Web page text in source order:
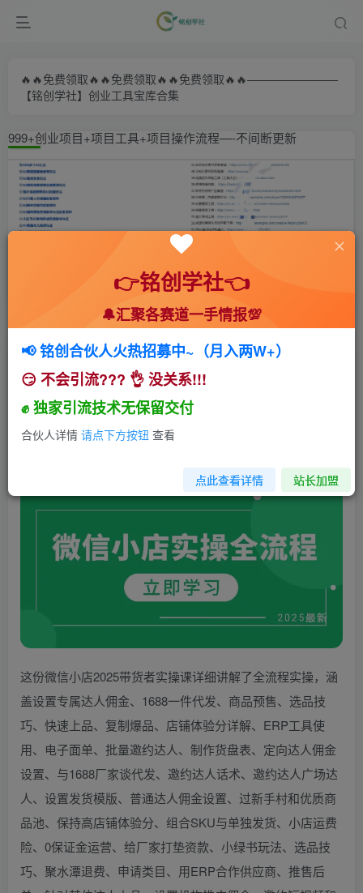
🔥🔥免费领取🔥🔥免费领取🔥🔥免费领取🔥🔥————————
【铭创学社】创业工具宝库合集
999+创业项目+项目工具+项目操作流程—-不间断更新
首页 🍻会员专享 📚综合教程 正文
微信小店实操全流程，专属达人佣金、1688一件
代发、商品预售、选品技巧等
小助手
1259 318
这份微信小店2025带货者实操课详细讲解了全流程实操，涵
盖设置专属达人佣金、1688一件代发、商品预售、选品技
巧、快速上品、复制爆品、店铺体验分详解、ERP工具使
用、电子面单、批量邀约达人、制作货盘表、定向达人佣金
设置、与1688厂家谈代发、邀约达人话术、邀约达人广场达
人、设置发货模版、普通达人佣金设置、过新手村和优质商
品池、保持高店铺体验分、组合SKU与单独发货、小店运费
险、0保证金运营、给厂家打垫资款、小绿书玩法、选品技
巧、聚水潭退费、申请类目、用ERP合作供应商、推售后
👉铭创学社👈
🔔汇聚各赛道一手情报💯
📢 铭创合伙人火热招募中~（月入两W+）
😏 不会引流??? 👌 没关系!!!
✊ 独家引流技术无保留交付
合伙人详情 请点下方按钮 查看
点此查看详情 站长加盟